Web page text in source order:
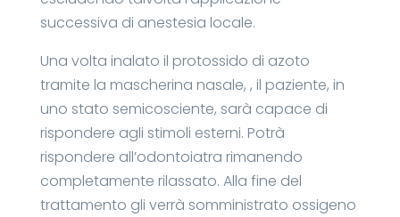
successiva di anestesia locale.
Una volta inalato il protossido di azoto
tramite la mascherina nasale, , il paziente, in
uno stato semicosciente, sarà capace di
rispondere agli stimoli esterni. Potrà
rispondere all’odontoiatra rimanendo
completamente rilassato. Alla fine del
trattamento gli verrà somministrato ossigeno